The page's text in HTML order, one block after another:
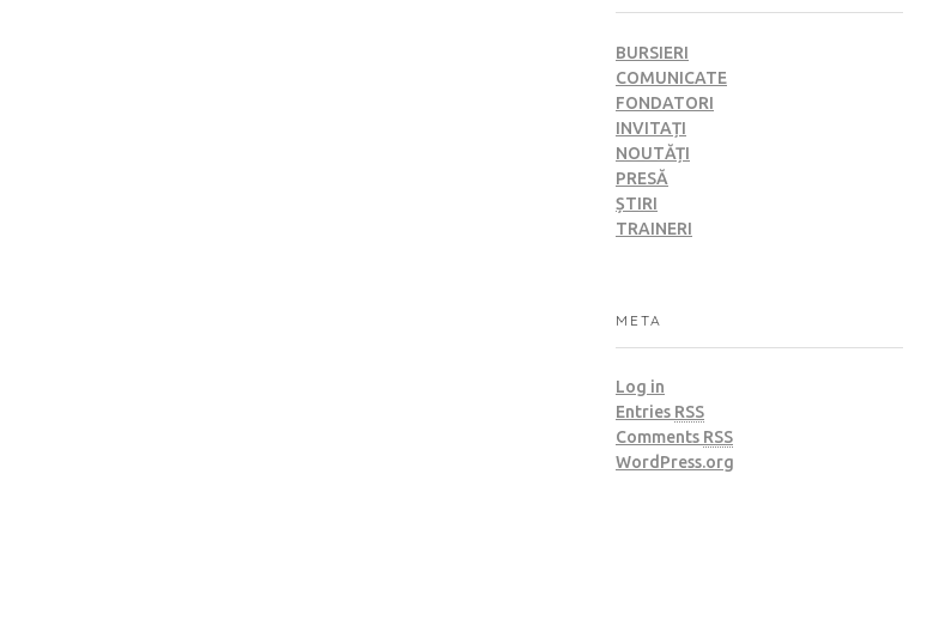
BURSIERI
COMUNICATE
FONDATORI
INVITAȚI
NOUTĂȚI
PRESĂ
ȘTIRI
TRAINERI
META
Log in
Entries RSS
Comments RSS
WordPress.org